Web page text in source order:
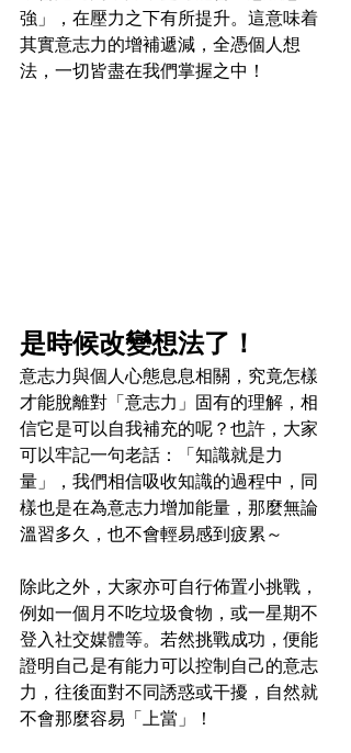
強」，在壓力之下有所提升。這意味着
其實意志力的增補遞減，全憑個人想
法，一切皆盡在我們掌握之中！
是時候改變想法了！
意志力與個人心態息息相關，究竟怎樣
才能脫離對「意志力」固有的理解，相
信它是可以自我補充的呢？也許，大家
可以牢記一句老話：「知識就是力
量」，我們相信吸收知識的過程中，同
樣也是在為意志力增加能量，那麼無論
溫習多久，也不會輕易感到疲累～
除此之外，大家亦可自行佈置小挑戰，
例如一個月不吃垃圾食物，或一星期不
登入社交媒體等。若然挑戰成功，便能
證明自己是有能力可以控制自己的意志
力，往後面對不同誘惑或干擾，自然就
不會那麼容易「上當」！